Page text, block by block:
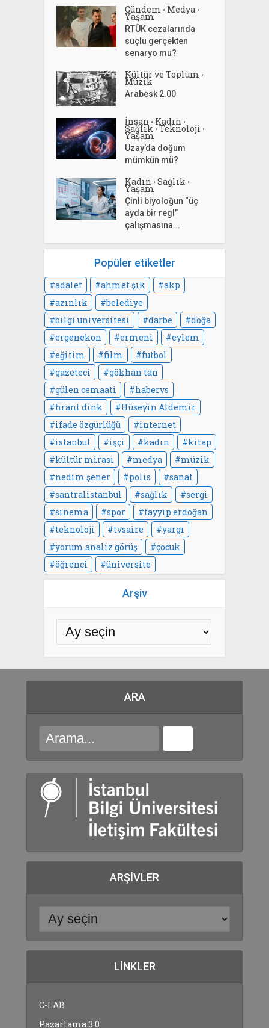
Gündem • Medya •
Yaşam
RTÜK cezalarında
suçlu gerçekten
senaryo mu?
Kültür ve Toplum •
Müzik
Arabesk 2.00
İnsan • Kadın •
Sağlık • Teknoloji •
Yaşam
Uzay’da doğum
mümkün mü?
Kadın • Sağlık •
Yaşam
Çinli biyoloğun “üç
ayda bir regl”
çalışmasına...
Popüler etiketler
adalet ahmet şık
akp
azınlık
belediye
bilgi üniversitesi
darbe
doğa
ergenekon
ermeni
eylem
eğitim
film
futbol
gazeteci
gökhan tan
gülen cemaati
habervs
hrant dink
Hüseyin Aldemir
ifade özgürlüğü
internet
istanbul
işçi kadın
kitap
kültür mirası
medya
müzik
nedim şener
polis
sanat
santralistanbul
sağlık
sergi
sinema
spor
tayyip erdoğan
teknoloji
tvsaire
yargı
yorum analiz görüş
çocuk
öğrenci
üniversite
Arşiv
ARA
ARŞIVLER
LINKLER
C-LAB
Pazarlama 3.0